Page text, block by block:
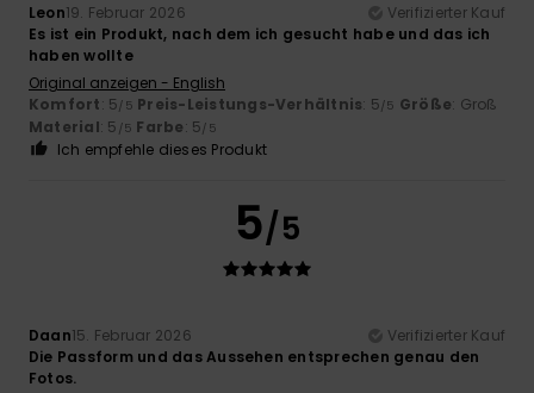
Leon19. Februar 2026
Verifizierter Kauf
Es ist ein Produkt, nach dem ich gesucht habe und das ich
haben wollte
Original anzeigen - English
Komfort: 5/5 Preis-Leistungs-Verhältnis: 5/5 Größe: Groß
Material: 5 /5 Farbe: 5/5
Ich empfehle dieses Produkt
5/5
Daan15. Februar 2026
Verifizierter Kauf
Die Passform und das Aussehen entsprechen genau den
Fotos.